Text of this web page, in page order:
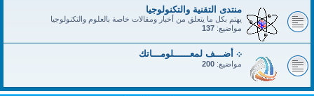
منتدى التقنية والتكنولوجيا
يهتم بكل ما يتعلق من أخبار ومقالات خاصة بالعلوم والتكنولوجيا
مواضيع: 137
܀ أضـــف لمعــــــلومـــاتك
مواضيع: 200